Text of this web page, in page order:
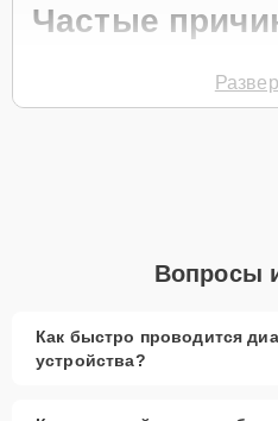
Частые
Попадание влаги внутрь
Механические
Заявку на сайте.
течение минуты, чтобы уточнить
неисправности микрофона, и
Главные
Вопросы
Как быстро проводится
устройства?